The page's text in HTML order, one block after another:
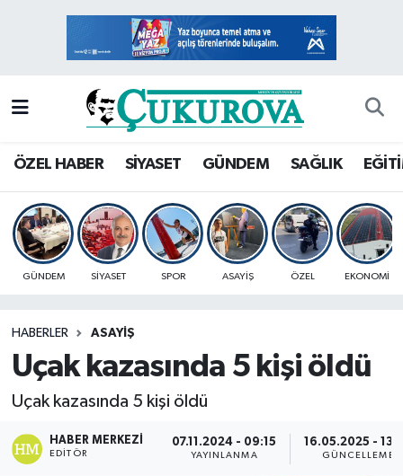
ÖZEL HABER SİYASET GÜNDEM SAĞLIK
GÜNDEM SİYASET SPOR ASAYİŞ ÖZEL EKONOMİ
HABERLER ASAYİŞ
Uçak kazasında 5 kişi öldü
Uçak kazasında 5 kişi öldü
HABER MERKEZI
EDITÖR
07.11.2024 - 09:15
YAYINLANMA
16.05.2025 -
GÜNCELLEME
Mersin Hava Durumu
Mersin Namaz Vakitleri
Mersin Trafik Yoğunluk Haritası
Süper Lig Puan Durumu ve Fikstür
Son Dakika Haberleri